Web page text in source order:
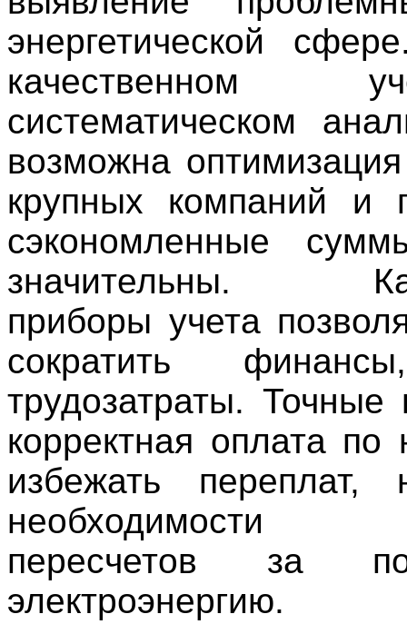
энергетической
качественном
систематическом
возможна
крупных компаний и
сэкономленные
значительны.
приборы учета
сократить
трудозатраты. Точные
корректная оплата по
избежать переплат,
необходимости
пересчетов за
электроэнергию.